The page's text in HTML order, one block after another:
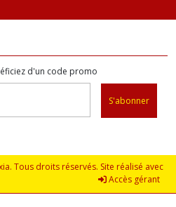
d'un code promo
S'abonner
Tous droits réservés. Site réalisé avec
Accès gérant